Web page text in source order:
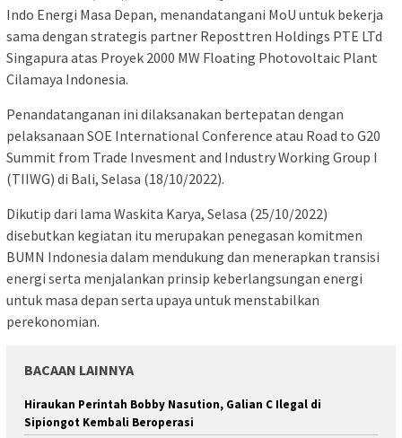
Indo Energi Masa Depan, menandatangani MoU untuk bekerja
sama dengan strategis partner Reposttren Holdings PTE LTd
Singapura atas Proyek 2000 MW Floating Photovoltaic Plant
Cilamaya Indonesia.
Penandatanganan ini dilaksanakan bertepatan dengan
pelaksanaan SOE International Conference atau Road to G20
Summit from Trade Invesment and Industry Working Group I
(TIIWG) di Bali, Selasa (18/10/2022).
Dikutip dari lama Waskita Karya, Selasa (25/10/2022)
disebutkan kegiatan itu merupakan penegasan komitmen
BUMN Indonesia dalam mendukung dan menerapkan transisi
energi serta menjalankan prinsip keberlangsungan energi
untuk masa depan serta upaya untuk menstabilkan
perekonomian.
BACAAN LAINNYA
Hiraukan Perintah Bobby Nasution, Galian C Ilegal di
Sipiongot Kembali Beroperasi